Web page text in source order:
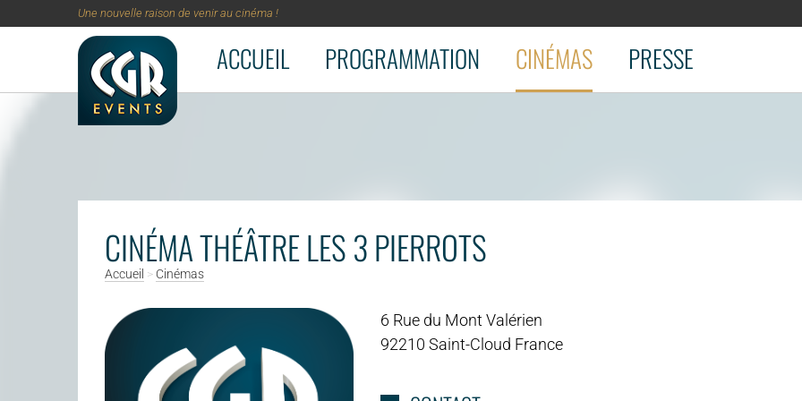
Aller au contenu principal
Une nouvelle raison de venir au cinéma !
ACCUEIL PROGRAMMATION CINÉMAS PRESSE
CINÉMA THÉÂTRE LES 3 PIERROTS
Accueil > Cinémas
6 Rue du Mont Valérien
92210 Saint-Cloud France